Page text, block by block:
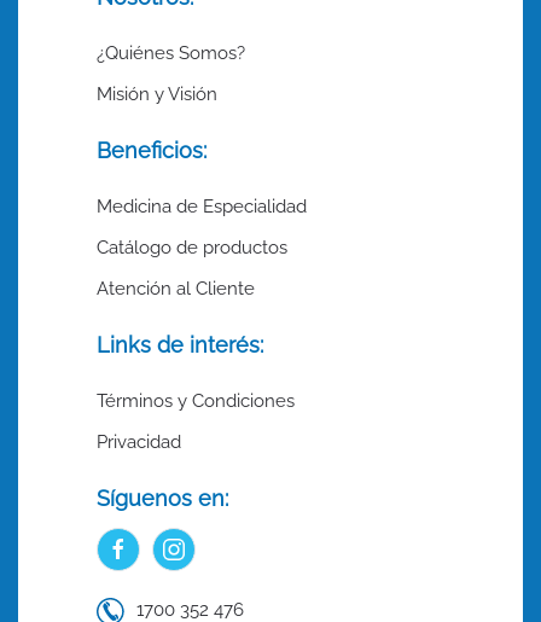
¿Quiénes Somos?
Misión y Visión
Beneficios:
Medicina de Especialidad
Catálogo de productos
Atención al Cliente
Links de interés:
Términos y Condiciones
Privacidad
Síguenos en:
1700 352 476